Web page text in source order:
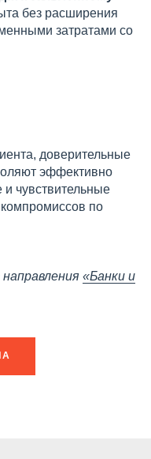
без расширения
затратами со
доверительные
эффективно
чувствительные
по
«Банки и